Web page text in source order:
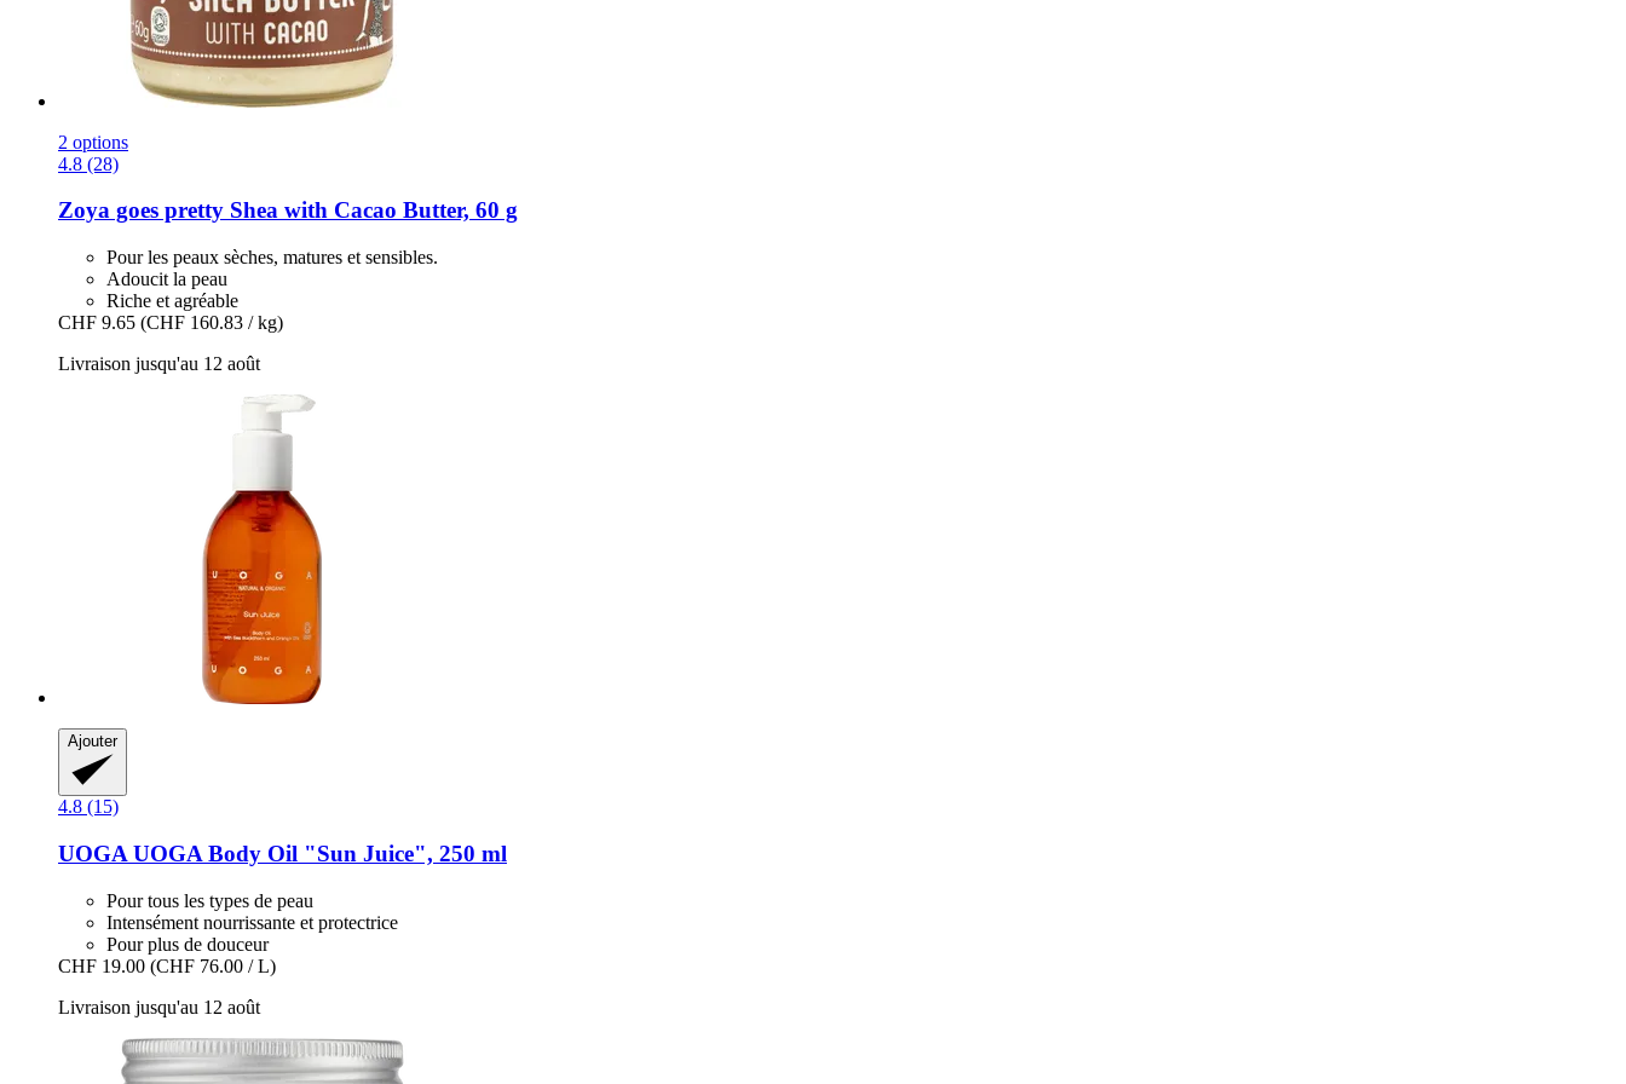
2 options
4.8 (28)
Zoya goes pretty Shea with Cacao Butter, 60 g
Pour les peaux sèches, matures et sensibles.
Adoucit la peau
Riche et agréable
CHF 9.65 (CHF 160.83 / kg)
Livraison jusqu'au 12 août
Ajouter
4.8 (15)
UOGA UOGA Body Oil "Sun Juice", 250 ml
Pour tous les types de peau
Intensément nourrissante et protectrice
Pour plus de douceur
CHF 19.00 (CHF 76.00 / L)
Livraison jusqu'au 12 août